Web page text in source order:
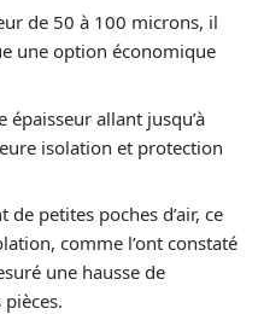
de 50 à 100 microns, il
une option économique
épaisseur allant jusqu’à
isolation et protection
de petites poches d’air, ce
comme l’ont constaté
une hausse de